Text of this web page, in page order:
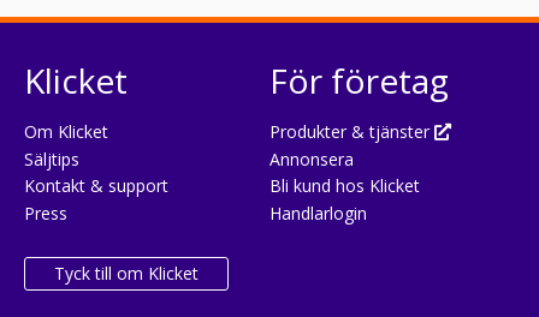
Klicket
Om Klicket
Säljtips
Kontakt & support
Press
Tyck till om Klicket
För företag
Produkter & tjänster
Annonsera
Bli kund hos Klicket
Handlarlogin